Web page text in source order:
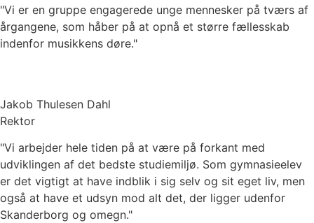
"Vi er en gruppe engagerede unge mennesker på tværs af
årgangene, som håber på at opnå et større fællesskab
indenfor musikkens døre."
Jakob Thulesen Dahl
Rektor
"Vi arbejder hele tiden på at være på forkant med
udviklingen af det bedste studiemiljø. Som gymnasieelev
er det vigtigt at have indblik i sig selv og sit eget liv, men
også at have et udsyn mod alt det, der ligger udenfor
Skanderborg og omegn."